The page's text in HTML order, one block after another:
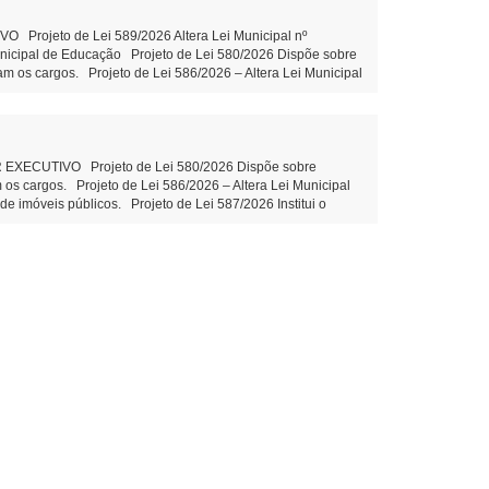
Projeto de Lei 589/2026 Altera Lei Municipal nº
de Educação Projeto de Lei 580/2026 Dispõe sobre
os cargos. Projeto de Lei 586/2026 – Altera Lei Municipal
DA CÂMARA MUNICIPAL Projeto de Lei
78/2026 Ações e execução de Limpeza no leito e
Claudio Juliane Dandolini Sônia Severiano
Projeto de Lei 580/2026 Dispõe sobre
cargos. Projeto de Lei 586/2026 – Altera Lei Municipal
imóveis públicos. Projeto de Lei 587/2026 Institui o